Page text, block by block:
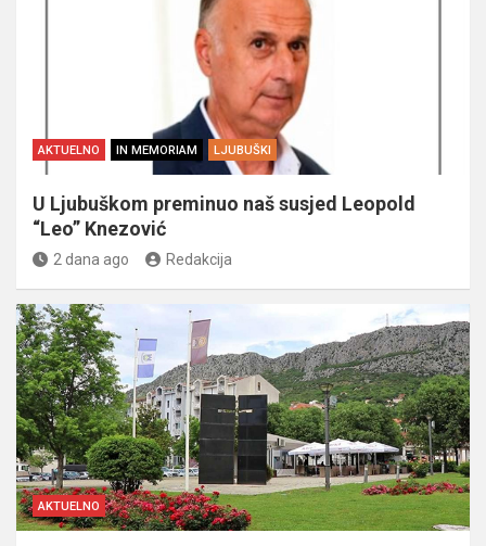
AKTUELNO IN MEMORIAM LJUBUŠKI
U Ljubuškom preminuo naš susjed Leopold
“Leo” Knezović
2 dana ago Redakcija
AKTUELNO